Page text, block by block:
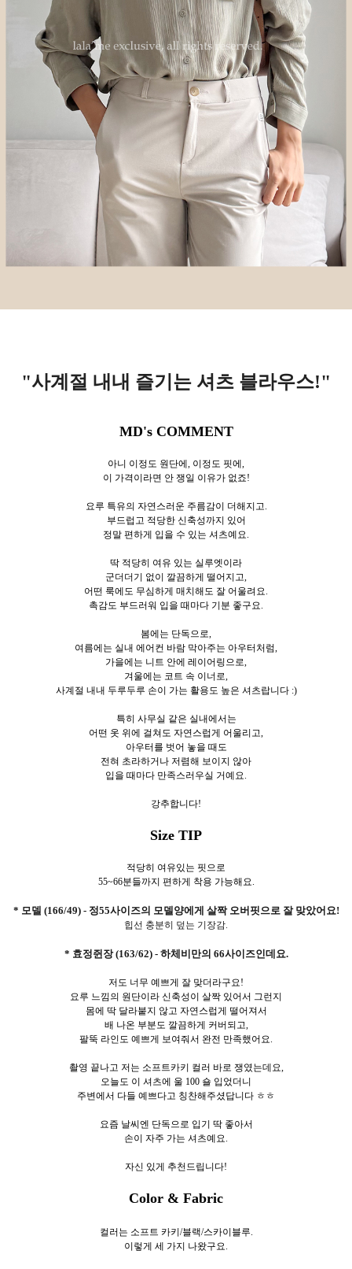
"사계절 내내 즐기는 셔츠 블라우스!"
MD's COMMENT
아니 이정도 원단에, 이정도 핏에,
이 가격이라면 안 쟁일 이유가 없죠!
요루 특유의 자연스러운 주름감이 더해지고.
부드럽고 적당한 신축성까지 있어
정말 편하게 입을 수 있는 셔츠예요.
딱 적당히 여유 있는 실루엣이라
군더더기 없이 깔끔하게 떨어지고,
어떤 룩에도 무심하게 매치해도 잘 어울려요.
촉감도 부드러워 입을 때마다 기분 좋구요.
봄에는 단독으로,
여름에는 실내 에어컨 바람 막아주는 아우터처럼,
가을에는 니트 안에 레이어링으로,
겨울에는 코트 속 이너로,
사계절 내내 두루두루 손이 가는 활용도 높은 셔츠랍니다 :)
특히 사무실 같은 실내에서는
어떤 옷 위에 걸쳐도 자연스럽게 어울리고,
아우터를 벗어 놓을 때도
전혀 초라하거나 저렴해 보이지 않아
입을 때마다 만족스러우실 거예요.
강추합니다!
Size TIP
적당히 여유있는 핏으로
55~66분들까지 편하게 착용 가능해요.
* 모델 (166/49) - 정55사이즈의 모델양에게 살짝 오버핏으로 잘 맞았어요!
힙선 충분히 덮는 기장감.
* 효정쥔장 (163/62) - 하체비만의 66사이즈인데요.
저도 너무 예쁘게 잘 맞더라구요!
요루 느낌의 원단이라 신축성이 살짝 있어서 그런지
몸에 딱 달라붙지 않고 자연스럽게 떨어져서
배 나온 부분도 깔끔하게 커버되고,
팔뚝 라인도 예쁘게 보여줘서 완전 만족했어요.
촬영 끝나고 저는 소프트카키 컬러 바로 쟁였는데요,
오늘도 이 셔츠에 울 100 숄 입었더니
주변에서 다들 예쁘다고 칭찬해주셨답니다 ㅎㅎ
요즘 날씨엔 단독으로 입기 딱 좋아서
손이 자주 가는 셔츠예요.
자신 있게 추천드립니다!
Color & Fabric
컬러는 소프트 카키/블랙/스카이블루.
이렇게 세 가지 나왔구요.